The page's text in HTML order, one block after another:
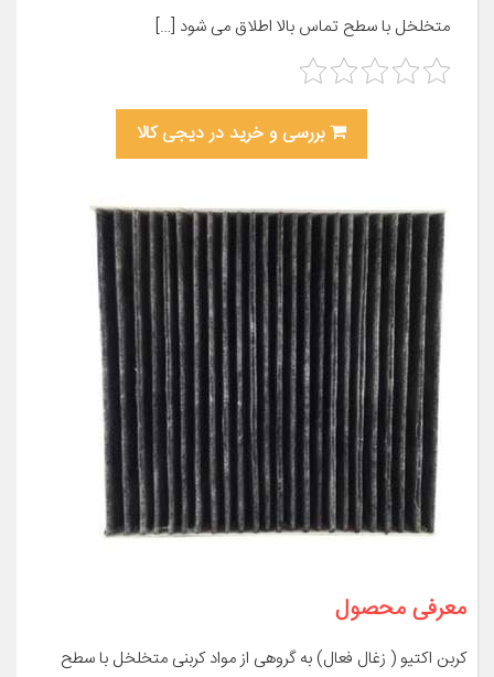
متخلخل با سطح تماس بالا اطلاق می شود […]
بررسی و خرید در دیجی کالا
معرفی محصول
کربن اکتیو ( زغال فعال) به گروهی از مواد کربنی متخلخل با سطح